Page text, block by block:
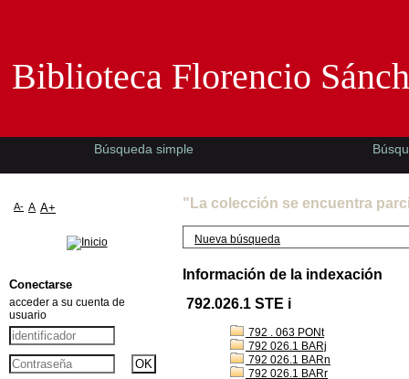
"La colección se encuentra
Nueva búsqueda
Información de la indexación
792.026.1 STE i
792 . 063 PONt
792 026.1 BARj
792 026.1 BARn
792 026.1 BARr
Biblioteca Florencio
Búsqueda simple
A- A A+
Conectarse
acceder a su cuenta de
usuario